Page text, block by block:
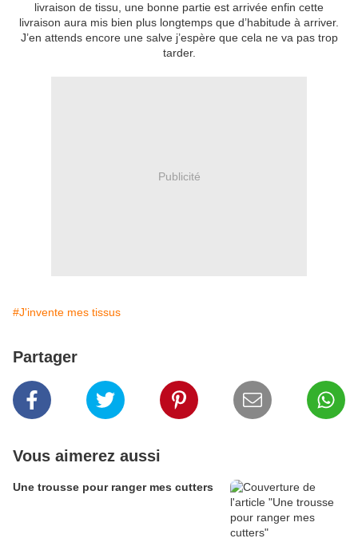
livraison de tissu, une bonne partie est arrivée enfin cette
livraison aura mis bien plus longtemps que d’habitude à arriver.
J’en attends encore une salve j’espère que cela ne va pas trop
tarder.
Publicité
#J'invente mes tissus
Partager
Vous aimerez aussi
Une trousse pour ranger mes cutters